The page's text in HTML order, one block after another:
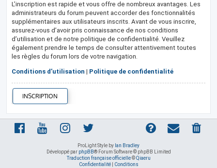
L’inscription est rapide et vous offre de nombreux avantages. Les
administrateurs du forum peuvent accorder des fonctionnalités
supplémentaires aux utilisateurs inscrits. Avant de vous inscrire,
assurez-vous d’avoir pris connaissance de nos conditions
d’utilisation et de notre politique de confidentialité. Veuillez
également prendre le temps de consulter attentivement toutes
les règles du forum lors de votre navigation.
Conditions d’utilisation | Politique de confidentialité
INSCRIPTION
ProLight Style by Ian Bradley
Développé par phpBB® Forum Software © phpBB Limited
Traduction française officielle©Qiaeru
Confidentialité| Conditions